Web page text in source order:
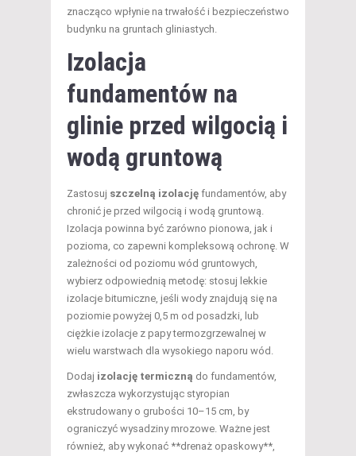
znacząco wpłynie na trwałość i bezpieczeństwo
budynku na gruntach gliniastych.
Izolacja
fundamentów na
glinie przed wilgocią i
wodą gruntową
Zastosuj szczelną izolację fundamentów, aby
chronić je przed wilgocią i wodą gruntową.
Izolacja powinna być zarówno pionowa, jak i
pozioma, co zapewni kompleksową ochronę. W
zależności od poziomu wód gruntowych,
wybierz odpowiednią metodę: stosuj lekkie
izolacje bitumiczne, jeśli wody znajdują się na
poziomie powyżej 0,5 m od posadzki, lub
ciężkie izolacje z papy termozgrzewalnej w
wielu warstwach dla wysokiego naporu wód.
Dodaj izolację termiczną do fundamentów,
zwłaszcza wykorzystując styropian
ekstrudowany o grubości 10–15 cm, by
ograniczyć wysadziny mrozowe. Ważne jest
również, aby wykonać **drenaż opaskowy**,